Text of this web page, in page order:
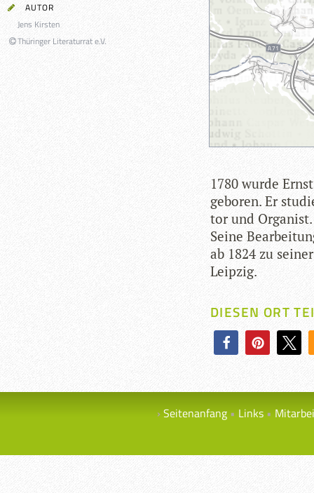
AUTOR
Jens Kirsten
Thüringer Literaturrat e.V.
1780 wurde
gebo­ren. Er
tor und
Seine
ab 1824 zu
Leipzig.
DIESEN ORT
Seitenanfang Links